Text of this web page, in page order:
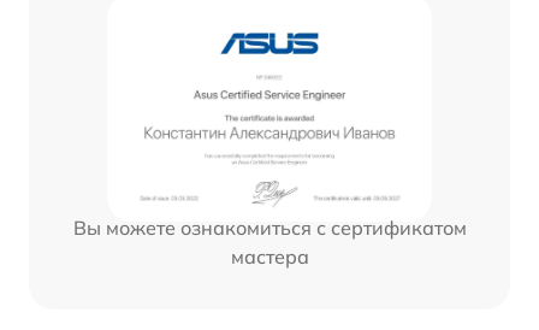
Вы можете ознакомиться с сертификатом
мастера